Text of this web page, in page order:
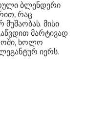
ბლენდერი
რაც
მისი
მარტივად
ხოლო
იერს.